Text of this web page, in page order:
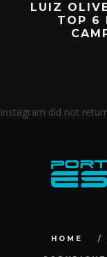
LUIZ
TOP 6
Instagram did not
HOME